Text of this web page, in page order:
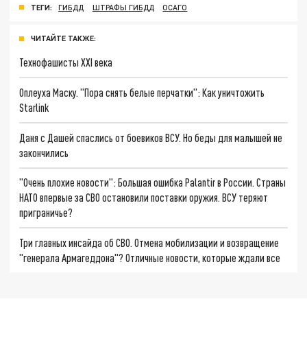
ТЕГИ: ГИБДД ШТРАФЫ ГИБДД ОСАГО
ЧИТАЙТЕ ТАКЖЕ:
Технофашисты XXI века
Оплеуха Маску. "Пора снять белые перчатки": Как уничтожить
Starlink
Даня с Дашей спаслись от боевиков ВСУ. Но беды для малышей не
закончились
"Очень плохие новости": Большая ошибка Palantir в России. Страны
НАТО впервые за СВО остановили поставки оружия. ВСУ теряют
приграничье?
Три главных инсайда об СВО. Отмена мобилизации и возвращение
"генерала Армагеддона"? Отличные новости, которые ждали все